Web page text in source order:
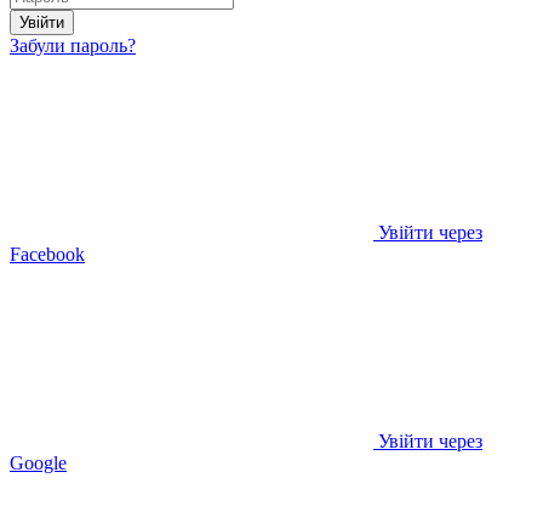
Увійти
Забули пароль?
Увійти через
Facebook
Увійти через
Google